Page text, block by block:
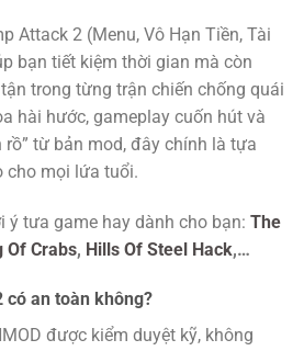
Attack 2 (Menu, Vô Hạn Tiền, Tài
bạn tiết kiệm thời gian mà còn
trong từng trận chiến chống quái
hài hước, gameplay cuốn hút và
từ bản mod, đây chính là tựa
cho mọi lứa tuổi.
ý tưa game hay dành cho bạn: The
Of Crabs, Hills Of Steel Hack,…
có an toàn không?
được kiểm duyệt kỹ, không